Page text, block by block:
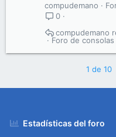
compudemano
0
Foro de
compudemano
1 de 10
Estadísticas del foro